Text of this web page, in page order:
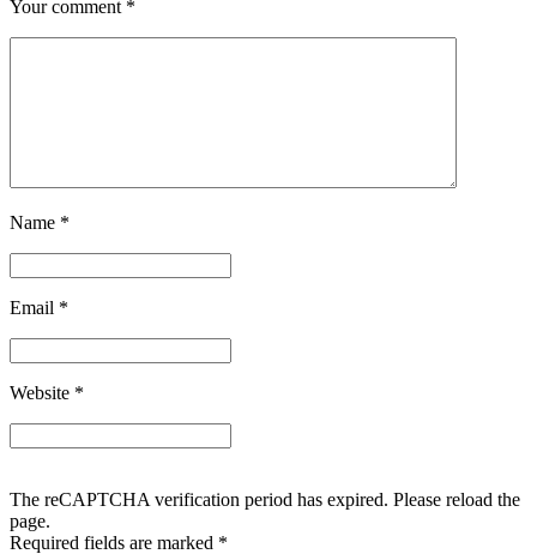
Your comment *
Name *
Email *
Website *
The reCAPTCHA verification period has expired. Please reload the
page.
Required fields are marked *